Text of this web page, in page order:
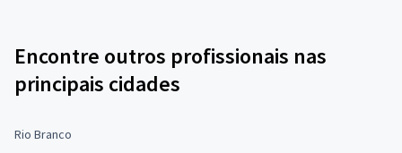
Encontre outros profissionais nas
principais cidades
Rio Branco